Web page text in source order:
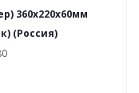
360х220х60мм
(Россия)